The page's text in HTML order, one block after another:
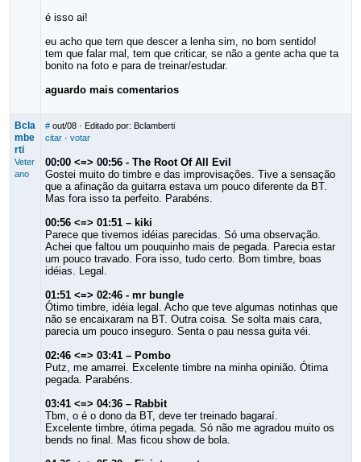
é isso ai!
eu acho que tem que descer a lenha sim, no bom sentido!
tem que falar mal, tem que criticar, se não a gente acha que ta
bonito na foto e para de treinar/estudar.
aguardo mais comentarios
Bcla
mbe
rti
Veter
ano
# out/08· Editado por: Bclamberti
citar· votar
00:00 <=> 00:56 - The Root Of All Evil
Gostei muito do timbre e das improvisações. Tive a sensação
que a afinação da guitarra estava um pouco diferente da BT.
Mas fora isso ta perfeito. Parabéns.
00:56 <=> 01:51 – kiki
Parece que tivemos idéias parecidas. Só uma observação.
Achei que faltou um pouquinho mais de pegada. Parecia estar
um pouco travado. Fora isso, tudo certo. Bom timbre, boas
idéias. Legal.
01:51 <=> 02:46 - mr bungle
Ótimo timbre, idéia legal. Acho que teve algumas notinhas que
não se encaixaram na BT. Outra coisa. Se solta mais cara,
parecia um pouco inseguro. Senta o pau nessa guita véi.
02:46 <=> 03:41 – Pombo
Putz, me amarrei. Excelente timbre na minha opinião. Ótima
pegada. Parabéns.
03:41 <=> 04:36 – Rabbit
Tbm, o é o dono da BT, deve ter treinado bagaraí.
Excelente timbre, ótima pegada. Só não me agradou muito os
bends no final. Mas ficou show de bola.